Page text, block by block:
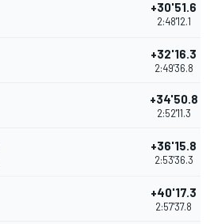
+30'51.6
2:48'12.1
+32'16.3
2:49'36.8
+34'50.8
2:52'11.3
+36'15.8
2:53'36.3
+40'17.3
2:57'37.8